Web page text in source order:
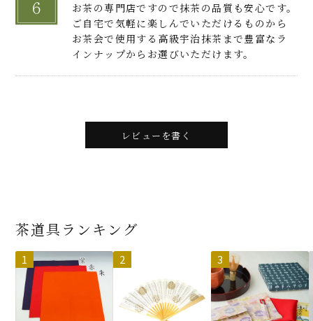
お茶の専門店ですので抹茶の品質も安心です。
ご自宅で気軽に楽しんでいただけるものから
お茶会で使用する高級宇治抹茶まで豊富なラ
インナップからお選びいただけます。
レビューを書く
茶道具ランキング